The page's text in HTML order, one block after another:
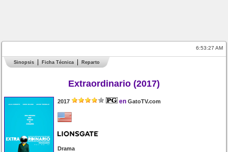
6:53:27 AM
Sinopsis Ficha Técnica Reparto
Extraordinario (2017)
2017 en GatoTV.com
Drama